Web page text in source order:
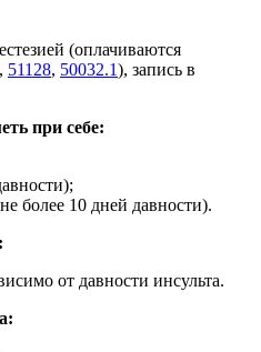
(оплачиваются
, 51128, 50032.1), запись в
при себе:
более 10 дней давности).
от давности инсульта.